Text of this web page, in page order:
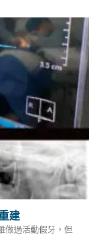
建
做過活動假牙，但